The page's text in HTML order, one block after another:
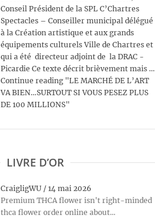
Conseil Président de la SPL C’Chartres
Spectacles – Conseiller municipal délégué
à la Création artistique et aux grands
équipements culturels Ville de Chartres et
qui a été directeur adjoint de la DRAC -
Picardie Ce texte décrit brièvement mais …
Continue reading "LE MARCHÉ DE L’ART
VA BIEN…SURTOUT SI VOUS PESEZ PLUS
DE 100 MILLIONS"
LIVRE D’OR
CraigligWU / 14 mai 2026
Premium THCA flower isn't right-minded
thca flower order online about...